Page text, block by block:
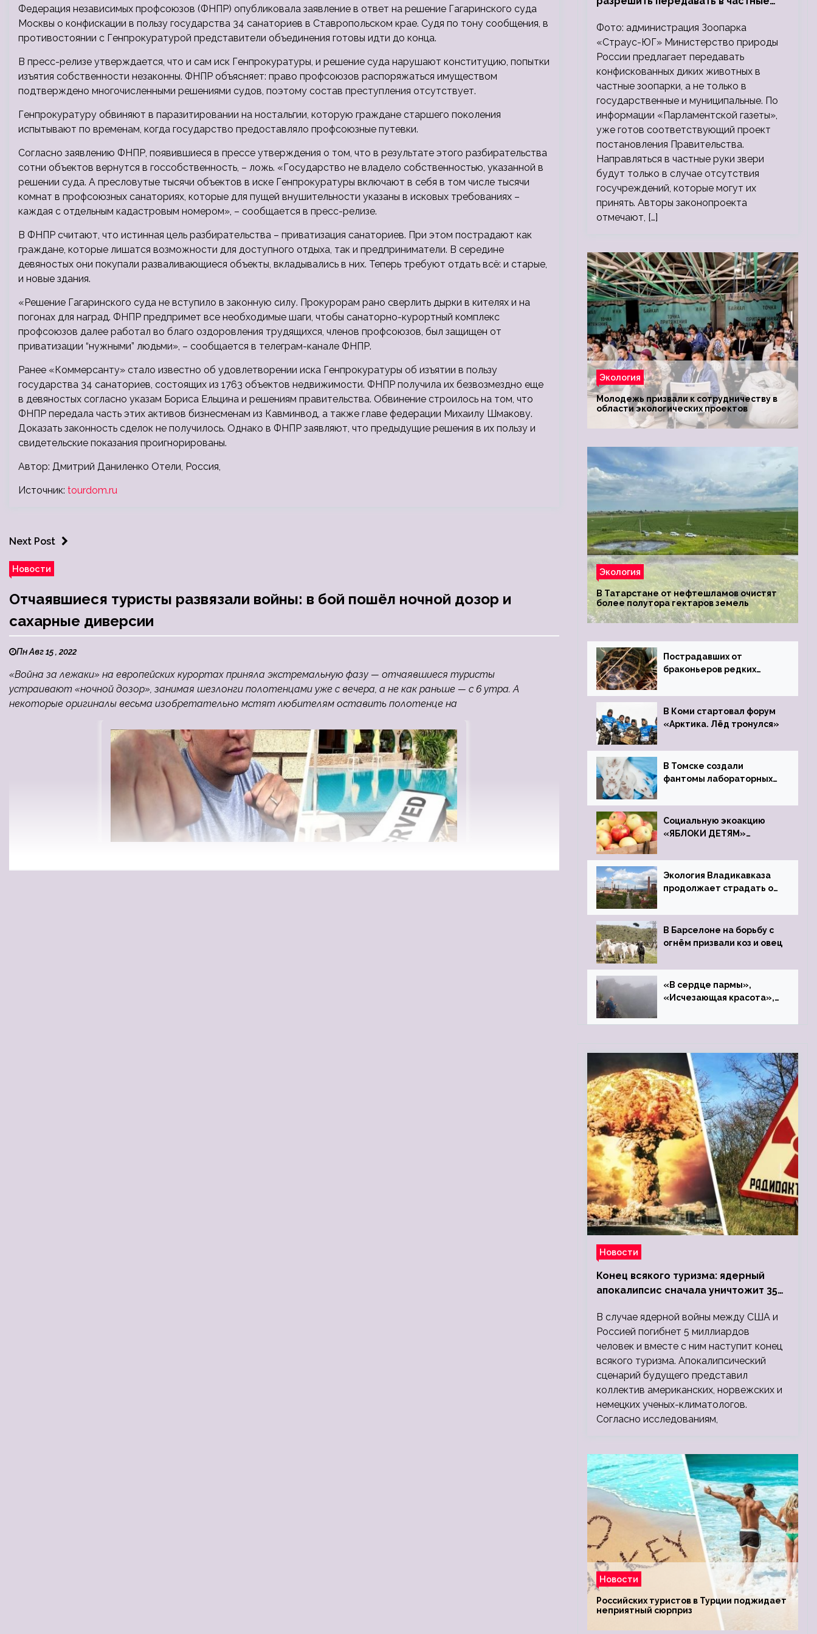
Федерация независимых профсоюзов (ФНПР) опубликовала заявление в ответ на решение Гагаринского суда
Москвы о конфискации в пользу государства 34 санаториев в Ставропольском крае. Судя по тону сообщения, в
противостоянии с Генпрокуратурой представители объединения готовы идти до конца.
В пресс-релизе утверждается, что и сам иск Генпрокуратуры, и решение суда нарушают конституцию, попытки
изъятия собственности незаконны. ФНПР объясняет: право профсоюзов распоряжаться имуществом
подтверждено многочисленными решениями судов, поэтому состав преступления отсутствует.
Генпрокуратуру обвиняют в паразитировании на ностальгии, которую граждане старшего поколения
испытывают по временам, когда государство предоставляло профсоюзные путевки.
Согласно заявлению ФНПР, появившиеся в прессе утверждения о том, что в результате этого разбирательства
сотни объектов вернутся в госсобственность, – ложь. «Государство не владело собственностью, указанной в
решении суда. А пресловутые тысячи объектов в иске Генпрокуратуры включают в себя в том числе тысячи
комнат в профсоюзных санаториях, которые для пущей внушительности указаны в исковых требованиях –
каждая с отдельным кадастровым номером», – сообщается в пресс-релизе.
В ФНПР считают, что истинная цель разбирательства – приватизация санаториев. При этом пострадают как
граждане, которые лишатся возможности для доступного отдыха, так и предприниматели. В середине
девяностых они покупали разваливающиеся объекты, вкладывались в них. Теперь требуют отдать всё: и старые,
и новые здания.
«Решение Гагаринского суда не вступило в законную силу. Прокурорам рано сверлить дырки в кителях и на
погонах для наград. ФНПР предпримет все необходимые шаги, чтобы санаторно-курортный комплекс
профсоюзов далее работал во благо оздоровления трудящихся, членов профсоюзов, был защищен от
приватизации “нужными” людьми», – сообщается в телеграм-канале ФНПР.
Ранее «Коммерсанту» стало известно об удовлетворении иска Генпрокуратуры об изъятии в пользу
государства 34 санаториев, состоящих из 1763 объектов недвижимости. ФНПР получила их безвозмездно еще
в девяностых согласно указам Бориса Ельцина и решениям правительства. Обвинение строилось на том, что
ФНПР передала часть этих активов бизнесменам из Кавминвод, а также главе федерации Михаилу Шмакову.
Доказать законность сделок не получилось. Однако в ФНПР заявляют, что предыдущие решения в их пользу и
свидетельские показания проигнорированы.
Автор: Дмитрий Даниленко Отели, Россия,
Источник: tourdom.ru
Next Post
Новости
Отчаявшиеся туристы развязали войны: в бой пошёл ночной дозор и
сахарные диверсии
Пн Авг 15 , 2022
«Война за лежаки» на европейских курортах приняла экстремальную фазу — отчаявшиеся туристы
устраивают «ночной дозор», занимая шезлонги полотенцами уже с вечера, а не как раньше — с 6 утра. А
некоторые оригиналы весьма изобретательно мстят любителям оставить полотенце на
Фото: администрация Зоопарка
«Страус-ЮГ» Министерство природы
России предлагает передавать
конфискованных диких животных в
частные зоопарки, а не только в
государственные и муниципальные. По
информации «Парламентской газеты»,
уже готов соответствующий проект
постановления Правительства.
Направляться в частные руки звери
будут только в случае отсутствия
госучреждений, которые могут их
принять. Авторы законопроекта
отмечают, […]
Экология
Молодежь призвали к сотрудничеству в
области экологических проектов
Экология
В Татарстане от нефтешламов очистят
более полутора гектаров земель
Пострадавших от
браконьеров редких
Ростовский зоопарк
В Коми стартовал форум
«Арктика. Лёд тронулся»
В Томске создали
фантомы лабораторных
Социальную экоакцию
«ЯБЛОКИ ДЕТЯМ»
Экология Владикавказа
продолжает страдать от
завода
В Барселоне на борьбу с
огнём призвали коз и овец
«В сердце пармы»,
«Исчезающая красота»,
Новости
Конец всякого туризма: ядерный
апокалипсис сначала уничтожит 350
людей
В случае ядерной войны между США и
Россией погибнет 5 миллиардов
человек и вместе с ним наступит конец
всякого туризма. Апокалипсический
сценарий будущего представил
коллектив американских, норвежских и
немецких ученых-климатологов.
Согласно исследованиям,
Новости
Российских туристов в Турции поджидает
неприятный сюрприз